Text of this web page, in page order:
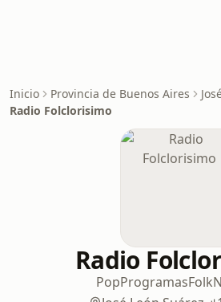
Inicio Provincia de Buenos Aires
Radio Folclorisimo
Radio
PopProgramasFolk